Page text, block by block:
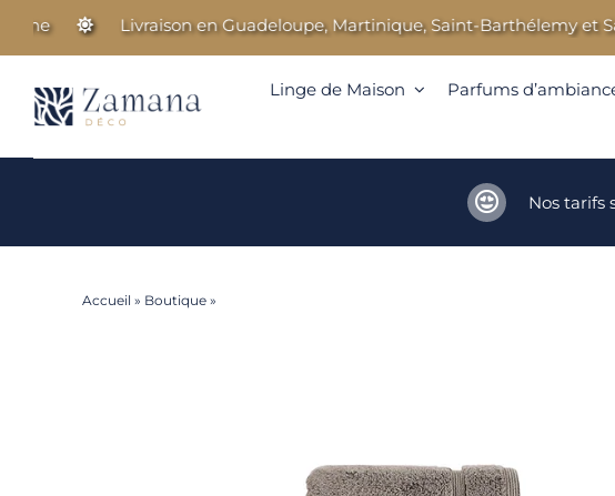
Livraison en Guadeloupe, Martinique, Saint-Barthélemy et
Linge de Maison Parfums
Nos tarifs
Accueil » Boutique»